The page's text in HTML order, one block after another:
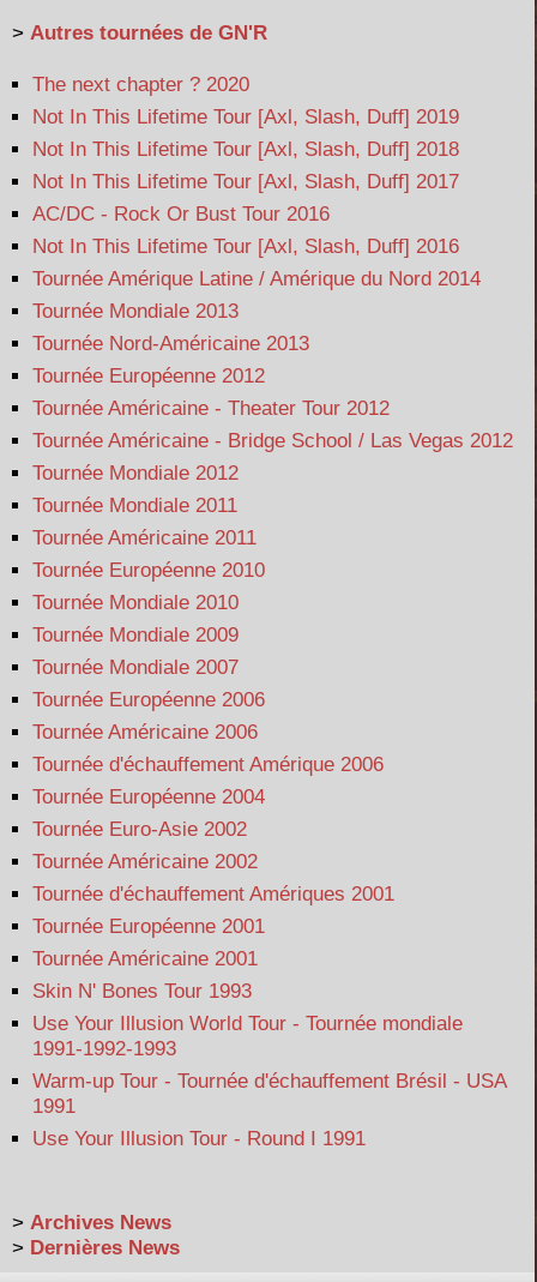
> Autres tournées de GN'R
The next chapter ? 2020
Not In This Lifetime Tour [Axl, Slash, Duff] 2019
Not In This Lifetime Tour [Axl, Slash, Duff] 2018
Not In This Lifetime Tour [Axl, Slash, Duff] 2017
AC/DC - Rock Or Bust Tour 2016
Not In This Lifetime Tour [Axl, Slash, Duff] 2016
Tournée Amérique Latine / Amérique du Nord 2014
Tournée Mondiale 2013
Tournée Nord-Américaine 2013
Tournée Européenne 2012
Tournée Américaine - Theater Tour 2012
Tournée Américaine - Bridge School / Las Vegas 2012
Tournée Mondiale 2012
Tournée Mondiale 2011
Tournée Américaine 2011
Tournée Européenne 2010
Tournée Mondiale 2010
Tournée Mondiale 2009
Tournée Mondiale 2007
Tournée Européenne 2006
Tournée Américaine 2006
Tournée d'échauffement Amérique 2006
Tournée Européenne 2004
Tournée Euro-Asie 2002
Tournée Américaine 2002
Tournée d'échauffement Amériques 2001
Tournée Européenne 2001
Tournée Américaine 2001
Skin N' Bones Tour 1993
Use Your Illusion World Tour - Tournée mondiale
1991-1992-1993
Warm-up Tour - Tournée d'échauffement Brésil - USA
1991
Use Your Illusion Tour - Round I 1991
> Archives News
> Dernières News